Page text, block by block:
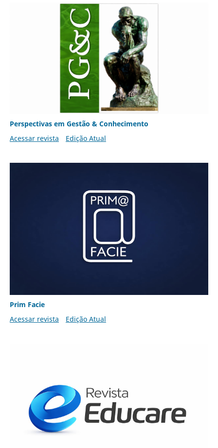
Perspectivas em Gestão & Conhecimento
Acessar revista
Edição Atual
Prim Facie
Acessar revista
Edição Atual